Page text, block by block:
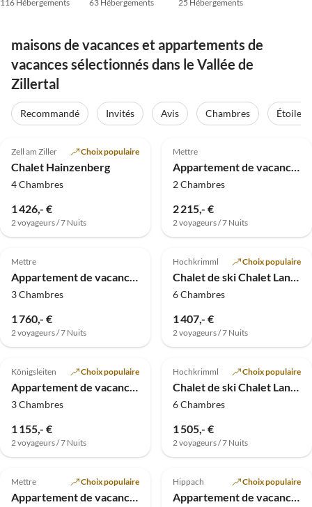
116 Hébergements 63 Hébergements 25 Hébergements
maisons de vacances et appartements de
vacances sélectionnés dans le Vallée de
Zillertal
Recommandé Invités Avis Chambres Étoiles
Meilleure
Annonce
Zell am Ziller Choix populaire
Chalet Hainzenberg
4 Chambres
1 426,- €
2 voyageurs / 7 Nuits
Meilleure
Annonce
Mettre
2 Chambres
2 215,- €
2 voyageurs / 7 Nuits
Annonce
4.5 (1)
Mettre
3 Chambres
1 760,- €
2 voyageurs / 7 Nuits
Annonce
Hochkrimml Choix populaire
6 Chambres
1 407,- €
2 voyageurs / 7 Nuits
Annonce
Königsleiten Choix populaire
3 Chambres
1 155,- €
2 voyageurs / 7 Nuits
Annonce
Hochkrimml Choix populaire
6 Chambres
1 505,- €
2 voyageurs / 7 Nuits
Annonce
Mettre Choix populaire
Annonce
Hippach Choix populaire